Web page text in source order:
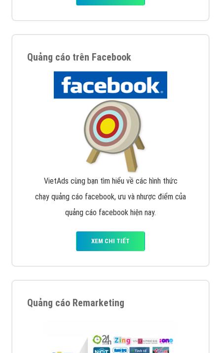
Quảng cáo trên Facebook
VietAds cùng bạn tìm hiểu về các hình thức
chạy quảng cáo facebook, ưu và nhược điểm của
quảng cáo facebook hiện nay.
XEM CHI TIẾT
Quảng cáo Remarketing